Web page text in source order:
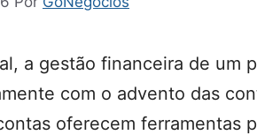
a gestão financeira de um
com o advento das
oferecem ferramentas